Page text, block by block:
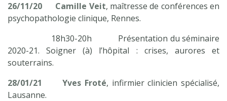
26/11/20 Camille Veit, maîtresse de conférences en
psychopathologie clinique, Rennes.
18h30-20h Présentation du séminaire
2020-21. Soigner (à) l’hôpital : crises, aurores et
souterrains.
28/01/21Yves Froté, infirmier clinicien spécialisé,
Lausanne.